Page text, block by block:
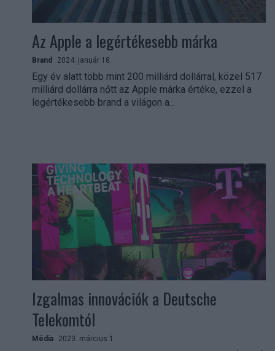
Az Apple a legértékesebb márka
Brand 2024. január 18.
Egy év alatt több mint 200 milliárd dollárral, közel 517
milliárd dollárra nőtt az Apple márka értéke, ezzel a
legértékesebb brand a világon a...
Izgalmas innovációk a Deutsche
Telekomtól
Média 2023. március 1.